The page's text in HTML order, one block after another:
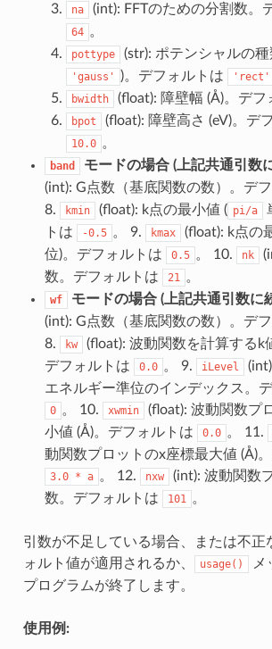
na (int): FFTのための分割数。
64 。
pottype (str): ポテンシャルの種
'gauss' )。デフォルトは 'rect'
bwidth (float): 障壁幅 (Å)。デフ
bpot (float): 障壁高さ (eV)。デ
10.0 。
band モードの場合 (上記共通引数
(int): G点数（基底関数の数）。デ
8.
kmin (float): k点の最小値 ( pi/a
トは
-0.5 。 9. kmax (float): k点の
位)。デフォルトは
0.5 。 10. nk
数。デフォルトは
21 。
wf モードの場合 (上記共通引数に
(int): G点数（基底関数の数）。デ
8.
kw (float): 波動関数を計算するk
デフォルトは
0.0 。 9. iLevel
エネルギー準位のインデックス。
0 。 10. xwmin
(float): 波動関数プ
小値 (Å)。デフォルトは
0.0 。 11.
動関数プロットのx座標最大値 (Å)
3.0 * a 。 12. nxw
(int): 波動関数
数。デフォルトは
101 。
引数が不足している場合、または不正
ォルト値が適用されるか、
usage()
メ
プログラムが終了します。
使用例: